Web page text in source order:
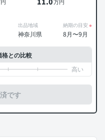
出品地域
神奈川県
納期の目安 ※
8月〜9月
格との比較
です